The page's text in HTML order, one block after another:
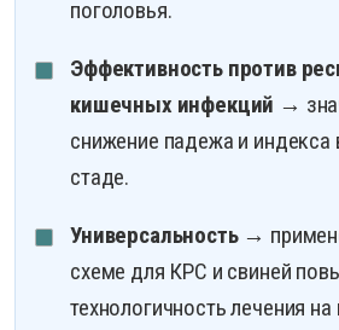
поголовья.
Эффективность против
кишечных инфекций →
снижение падежа и индекса
стаде.
Универсальность→
схеме для КРС и свиней
технологичность лечения